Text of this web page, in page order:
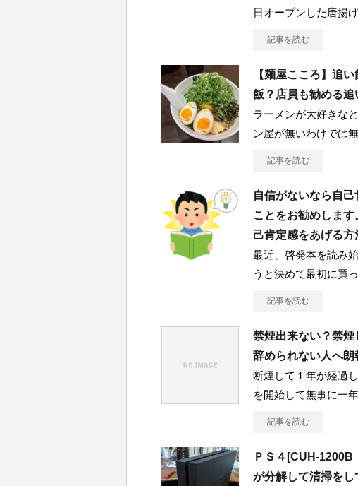
日オープンした唐揚
記事を読む
【麺屋こころ】追
飯？店員も勧める
ラーメンが大好きな
ン屋が無いわけでは
記事を読む
自信がないなら自
ことをお勧めしま
己肯定感をあげる
最近、啓発本を読み
うと決めて最初に買
記事を読む
禁煙出来ない？禁
辞められない人へ朗
断煙して１年が経過
を開始して無事に一
記事を読む
ＰＳ４[CUH-1200B
が分解して清掃を